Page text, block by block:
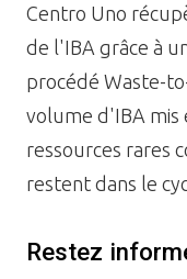
Centro Uno
de l'IBA grâce à
procédé Waste-
volume d'IBA mis
ressources rares
restent dans le
Restez